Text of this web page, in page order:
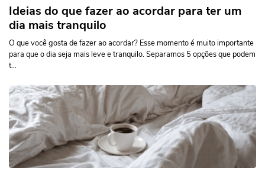
Ideias do que fazer ao acordar para ter um
dia mais tranquilo
O que você gosta de fazer ao acordar? Esse momento é muito importante
para que o dia seja mais leve e tranquilo. Separamos 5 opções que podem
t...